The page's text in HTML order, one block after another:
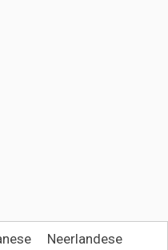
Neerlandese